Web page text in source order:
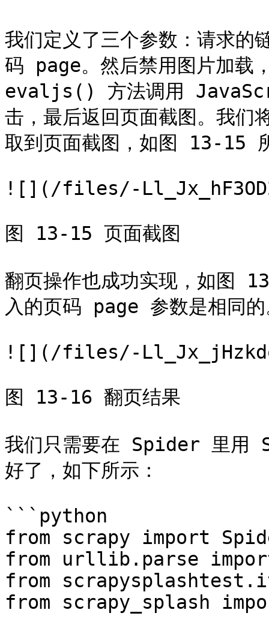
我们定义了三个参数：请求
码 page。然后禁用图片加载
evaljs() 方法调用
击，最后返回页面截图。我
取到页面截图，如图 13-15
![](/files/-
图 13-15 页面截图
翻页操作也成功实现，如图
入的页码 page 参数是相同的
![](/files/-
图 13-16 翻页结果
我们只需要在 Spider 里用
好了，如下所示：
```python
from scrapy import
from urllib.parse
from
from scrapy_splash